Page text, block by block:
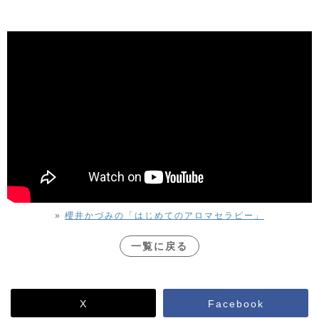
» 櫻井かづみの「はじめてのアロマセラピー」
一覧に戻る
X Facebook